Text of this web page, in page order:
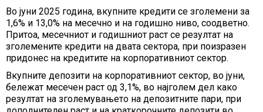
Во јуни 2025 година, вкупните кредити се зголемени за
1,6% и 13,0% на месечно и на годишно ниво, соодветно.
Притоа, месечниот и годишниот раст се резултат на
зголемените кредити на двата сектора, при поизразен
придонес на кредитите на корпоративниот сектор.
Вкупните депозити на корпоративниот сектор, во јуни,
бележат месечен раст од 3,1%, во најголем дел како
резултат на зголемувањето на депозитните пари, при